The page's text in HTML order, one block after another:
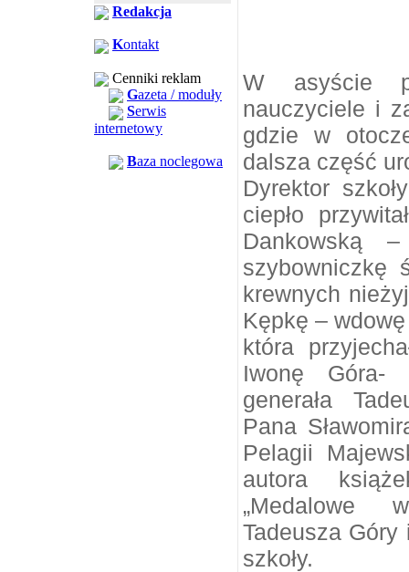
Redakcja
Kontakt
Cenniki reklam
Gazeta / moduły
Serwis
internetowy
Baza noclegowa
W asyście
nauczyciele i
gdzie w
dalsza część
Dyrektor
ciepło
Dankowską
szybowniczkę
krewnych
Kępkę –
która
Iwonę Góra-
generała
Pana
Pelagii
autora
„Medalowe
Tadeusza
szkoły.